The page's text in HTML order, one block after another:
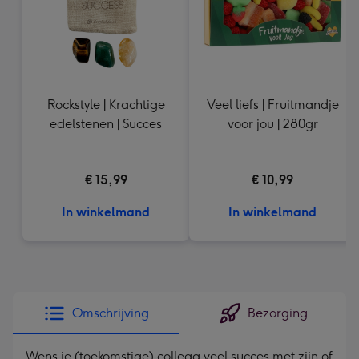
Rockstyle | Krachtige
edelstenen | Succes
€ 15,99
In winkelmand
Veel liefs | Fruitmandje
voor jou | 280gr
€ 10,99
In winkelmand
Omschrijving Bezorging